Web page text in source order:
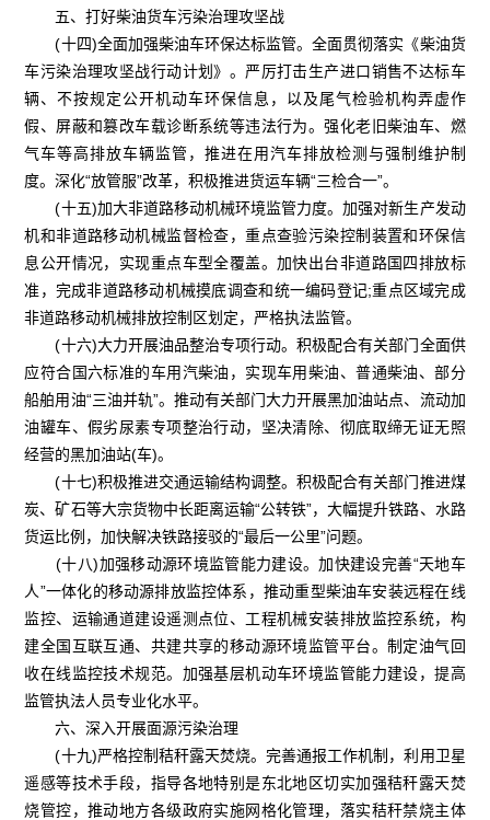
五、打好柴油货车污染治理攻坚战
(十四)全面加强柴油车环保达标监管。全面贯彻落实《柴油货
车污染治理攻坚战行动计划》。严厉打击生产进口销售不达标车
辆、不按规定公开机动车环保信息，以及尾气检验机构弄虚作
假、屏蔽和篡改车载诊断系统等违法行为。强化老旧柴油车、燃
气车等高排放车辆监管，推进在用汽车排放检测与强制维护制
度。深化“放管服”改革，积极推进货运车辆“三检合一”。
(十五)加大非道路移动机械环境监管力度。加强对新生产发动
机和非道路移动机械监督检查，重点查验污染控制装置和环保信
息公开情况，实现重点车型全覆盖。加快出台非道路国四排放标
准，完成非道路移动机械摸底调查和统一编码登记;重点区域完成
非道路移动机械排放控制区划定，严格执法监管。
(十六)大力开展油品整治专项行动。积极配合有关部门全面供
应符合国六标准的车用汽柴油，实现车用柴油、普通柴油、部分
船舶用油“三油并轨”。推动有关部门大力开展黑加油站点、流动加
油罐车、假劣尿素专项整治行动，坚决清除、彻底取缔无证无照
经营的黑加油站(车)。
(十七)积极推进交通运输结构调整。积极配合有关部门推进煤
炭、矿石等大宗货物中长距离运输“公转铁”，大幅提升铁路、水路
货运比例，加快解决铁路接驳的“最后一公里”问题。
(十八)加强移动源环境监管能力建设。加快建设完善“天地车
人”一体化的移动源排放监控体系，推动重型柴油车安装远程在线
监控、运输通道建设遥测点位、工程机械安装排放监控系统，构
建全国互联互通、共建共享的移动源环境监管平台。制定油气回
收在线监控技术规范。加强基层机动车环境监管能力建设，提高
监管执法人员专业化水平。
六、深入开展面源污染治理
(十九)严格控制秸秆露天焚烧。完善通报工作机制，利用卫星
遥感等技术手段，指导各地特别是东北地区切实加强秸秆露天焚
烧管控，推动地方各级政府实施网格化管理，落实秸秆禁烧主体